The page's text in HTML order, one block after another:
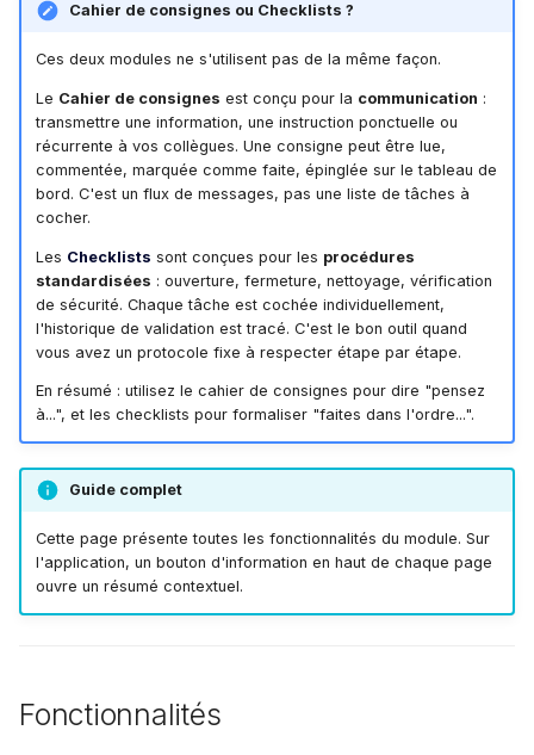
h
e
Filtrer par date
Outil de recherche
Commentaires
Pièces jointes
Application mobile
Conseils d'utilisation
Cahier de consignes ou Checklists ?
Ces deux modules ne s'utilisent pas de la même façon.
Le Cahier de consignes est conçu pour la communication :
transmettre une information, une instruction ponctuelle ou
récurrente à vos collègues. Une consigne peut être lue,
commentée, marquée comme faite, épinglée sur le tableau de
bord. C'est un flux de messages, pas une liste de tâches à
cocher.
Les Checklists sont conçues pour les procédures
standardisées : ouverture, fermeture, nettoyage, vérification
de sécurité. Chaque tâche est cochée individuellement,
l'historique de validation est tracé. C'est le bon outil quand
vous avez un protocole fixe à respecter étape par étape.
En résumé : utilisez le cahier de consignes pour dire "pensez
à...", et les checklists pour formaliser "faites dans l'ordre...".
Guide complet
Cette page présente toutes les fonctionnalités du module. Sur
l'application, un bouton d'information en haut de chaque page
ouvre un résumé contextuel.
Fonctionnalités